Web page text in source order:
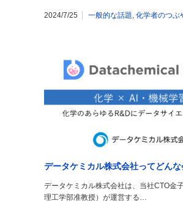
2024/7/25 一般的な話題, 化学者のつぶ
データケミカル株式会社ってどんな
データケミカル株式会社は、当社CTO金
理工学部准教授）が運営する…